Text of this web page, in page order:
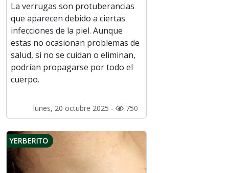
La verrugas son protuberancias
que aparecen debido a ciertas
infecciones de la piel. Aunque
estas no ocasionan problemas de
salud, si no se cuidan o eliminan,
podrían propagarse por todo el
cuerpo.
lunes, 20 octubre 2025 - 750
YERBERITO